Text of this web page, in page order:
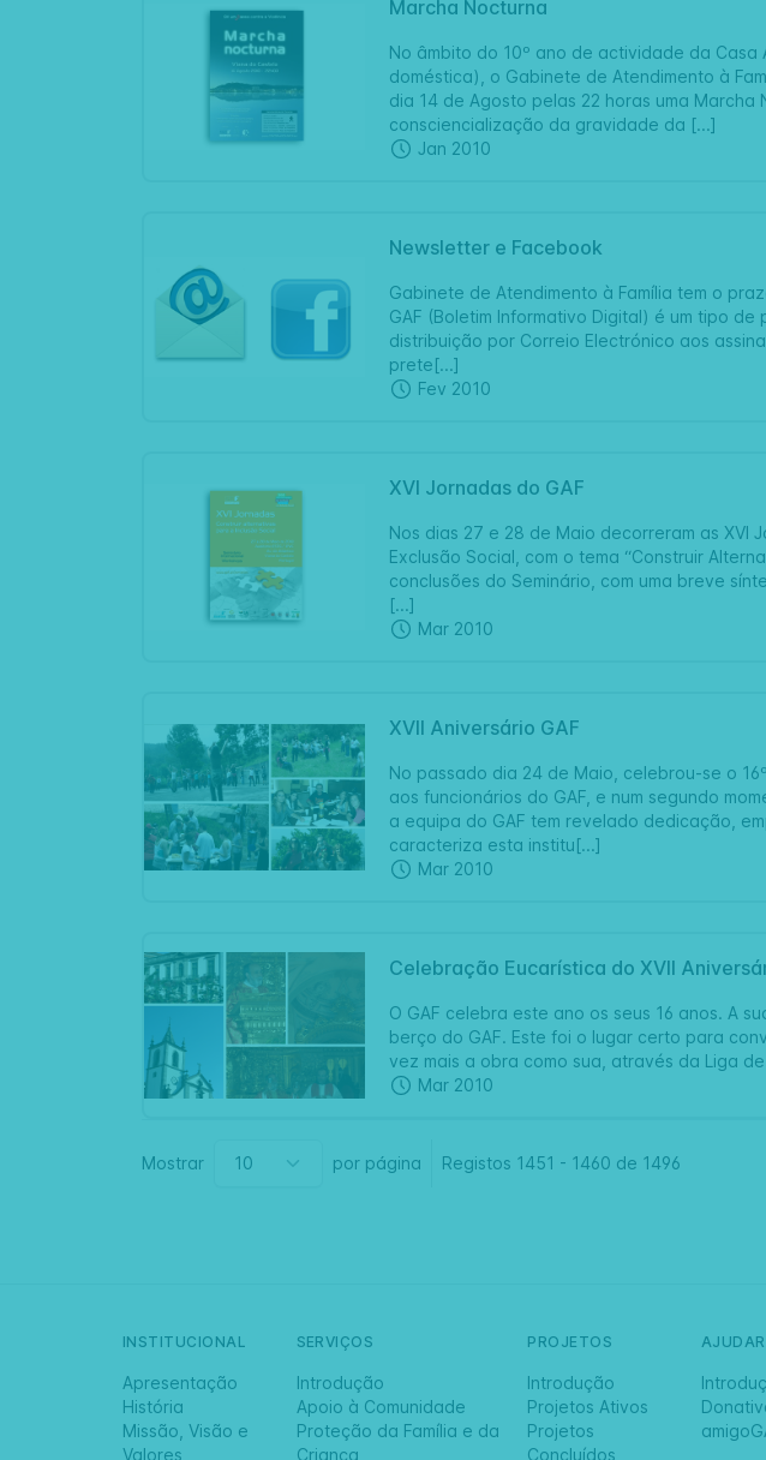
Marcha Nocturna
No âmbito do 10º ano de actividade da
doméstica), o Gabinete de Atendimento à
dia 14 de Agosto pelas 22 horas uma
consciencialização da gravidade da [...]
Jan 2010
Newsletter e Facebook
Gabinete de Atendimento à Família tem o
GAF (Boletim Informativo Digital) é um tipo
distribuição por Correio Electrónico aos
prete[...]
Fev 2010
XVI Jornadas do GAF
Nos dias 27 e 28 de Maio decorreram as XVI
Exclusão Social, com o tema “Construir
conclusões do Seminário, com uma breve
[...]
Mar 2010
XVII Aniversário GAF
No passado dia 24 de Maio, celebrou-se o
aos funcionários do GAF, e num segundo
a equipa do GAF tem revelado dedicação,
caracteriza esta institu[...]
Mar 2010
Celebração Eucarística do XVII
O GAF celebra este ano os seus 16 anos. A
berço do GAF. Este foi o lugar certo para
vez mais a obra como sua, através da Liga
Mar 2010
Mostrar por página Registos 1451 - 1460 de 1496
INSTITUCIONAL
Apresentação
História
Missão, Visão e
Valores
SERVIÇOS
Introdução
Apoio à Comunidade
Proteção da Família e da
Criança
PROJETOS
Introdução
Projetos Ativos
Projetos
Concluídos
AJUDAR